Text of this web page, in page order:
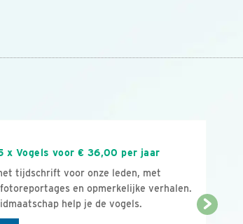
x Vogels voor € 36,00 per jaar
tijdschrift voor onze leden, met
en opmerkelijke verhalen.
help je de vogels.